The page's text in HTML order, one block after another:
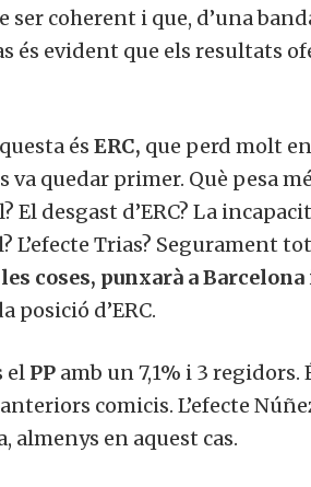
ser coherent i que, d’una
és evident que els resultats
és ERC, que perd molt
quedar primer. Què pesa
desgast d’ERC? La
Trias? Segurament
coses, punxarà a Barcelona
posició d’ERC.
el PP amb un 7,1% i 3 regidors.
comicis. L’efecte
almenys en aquest cas.